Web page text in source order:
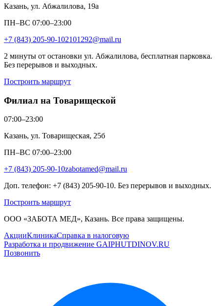
Казань, ул. Абжалилова, 19а
ПН–ВС 07:00–23:00
+7 (843) 205-90-102101292@mail.ru
2 минуты от остановки ул. Абжалилова, бесплатная парковка.
Без перерывов и выходных.
Построить маршрут
Филиал на Товарищеской
07:00–23:00
Казань, ул. Товарищеская, 25б
ПН–ВС 07:00–23:00
+7 (843) 205-90-10zabotamed@mail.ru
Доп. телефон: +7 (843) 205-90-10. Без перерывов и выходных.
Построить маршрут
ООО «ЗАБОТА МЕД», Казань. Все права защищены.
АкцииКлиникаСправка в налоговую
Разработка и продвижение GAIPHUTDINOV.RU
Позвонить